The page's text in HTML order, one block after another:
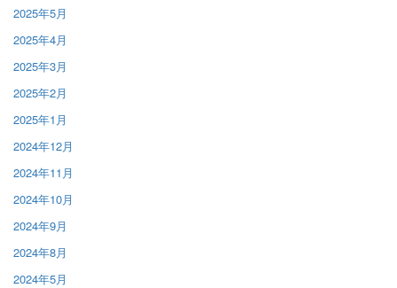
2025年5月
2025年4月
2025年3月
2025年2月
2025年1月
2024年12月
2024年11月
2024年10月
2024年9月
2024年8月
2024年5月